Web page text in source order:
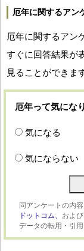
厄年に関するアン
厄年に関するアン
すぐに回答結果が
見ることができま
厄年って気にな
気になる
気にならない
同アンケートの内
ドットコム、 およ
データの転用・引